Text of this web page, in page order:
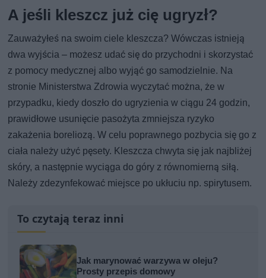
A jeśli kleszcz już cię ugryzł?
Zauważyłeś na swoim ciele kleszcza? Wówczas istnieją
dwa wyjścia – możesz udać się do przychodni i skorzystać
z pomocy medycznej albo wyjąć go samodzielnie. Na
stronie Ministerstwa Zdrowia wyczytać można, że w
przypadku, kiedy doszło do ugryzienia w ciągu 24 godzin,
prawidłowe usunięcie pasożyta zmniejsza ryzyko
zakażenia boreliozą. W celu poprawnego pozbycia się go z
ciała należy użyć pęsety. Kleszcza chwyta się jak najbliżej
skóry, a następnie wyciąga do góry z równomierną siłą.
Należy zdezynfekować miejsce po ukłuciu np. spirytusem.
To czytają teraz inni
Jak marynować warzywa w oleju?
Prosty przepis domowy